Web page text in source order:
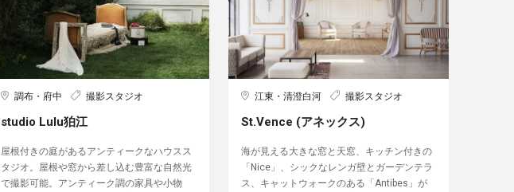
調布・府中 撮影スタジオ
studio Lulu狛江
屋根付きの庭があるアンティークなハウスス
タジオ。屋根や窓から差し込む豊富な自然光
で撮影可能。アンティーク調の家具や小物
江東・清澄白河 撮影スタジオ
St.Vence (アネックス)
海が見える大きな窓と天窓、キッチン付きの
「Nice」、シックなレンガ壁とガーデンテラ
ス、キャットウォークのある「Antibes」が